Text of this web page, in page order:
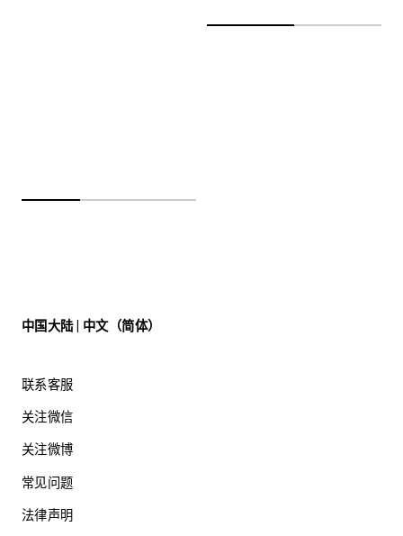
中国大陆 | 中文（简体）
联系客服
关注微信
关注微博
常见问题
法律声明